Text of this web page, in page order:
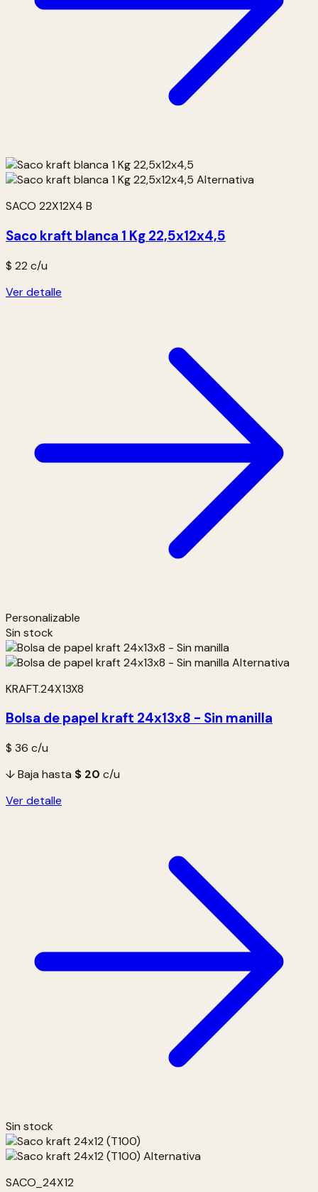
SACO 22X12X4 B
Saco kraft blanca 1 Kg 22,5x12x4,5
$ 22 c/u
Ver detalle
Personalizable
Sin stock
KRAFT.24X13X8
Bolsa de papel kraft 24x13x8 - Sin manilla
$ 36 c/u
↓ Baja hasta $ 20 c/u
Ver detalle
Sin stock
SACO_24X12